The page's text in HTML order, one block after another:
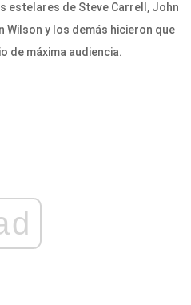
estelares de Steve Carrell, John
Wilson y los demás hicieron que
de máxima audiencia.